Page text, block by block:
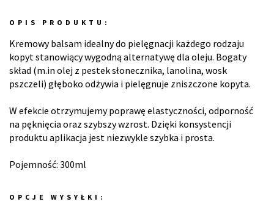
OPIS PRODUKTU:
Kremowy balsam idealny do pielęgnacji każdego rodzaju
kopyt stanowiący wygodną alternatywę dla oleju. Bogaty
skład (m.in olej z pestek słonecznika, lanolina, wosk
pszczeli) głęboko odżywia i pielęgnuje zniszczone kopyta.
W efekcie otrzymujemy poprawę elastyczności, odporność
na pęknięcia oraz szybszy wzrost. Dzięki konsystencji
produktu aplikacja jest niezwykle szybka i prosta.
Pojemność: 300ml
OPCJE WYSYŁKI: